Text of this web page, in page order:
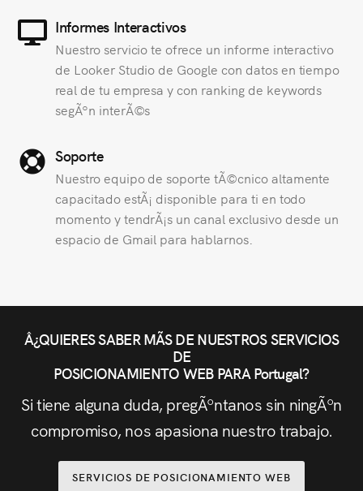
Informes Interactivos
Nuestro servicio te ofrece un informe interactivo
de Looker Studio de Google con datos en tiempo
real de tu empresa y con ranking de keywords
segÃºn interÃ©s
Soporte
Nuestro equipo de soporte tÃ©cnico altamente
capacitado estÃ¡ disponible para ti en todo
momento y tendrÃ¡s un canal exclusivo desde un
espacio de Gmail para hablarnos.
Â¿QUIERES SABER MÃS DE NUESTROS SERVICIOS
DE
POSICIONAMIENTO WEB PARA Portugal?
Si tiene alguna duda, pregÃºntanos sin ningÃºn
compromiso, nos apasiona nuestro trabajo.
SERVICIOS DE POSICIONAMIENTO WEB